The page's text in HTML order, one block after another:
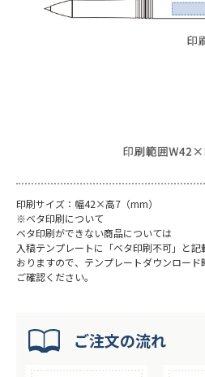
印刷サイズ：幅42×高7（mm）
※ベタ印刷について
ベタ印刷ができない商品については
入稿テンプレートに「ベタ印刷不可」と記
おりますので、テンプレートダウンロード
ご確認ください。
ご注文の流れ